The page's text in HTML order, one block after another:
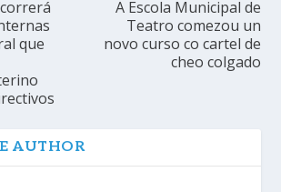
que
A Escola Municipal de
Teatro comezou un
novo curso co cartel de
cheo colgado
AUTHOR